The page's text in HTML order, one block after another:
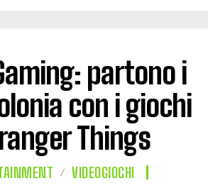
partono i
con i giochi
Things
VIDEOGIOCHI